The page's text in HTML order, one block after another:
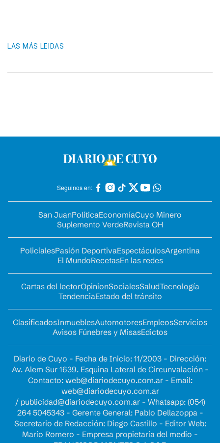
LAS MÁS LEIDAS
Seguinos en:
San JuanPolíticaEconomíaCuyo Minero
Suplemento VerdeRevista OH
PolicialesPasión DeportivaEspectáculosArgentina
El MundoRecetasEn las redes
Cartas del lectorOpinionSocialesSaludTecnología
TendenciaEstado del tránsito
ClasificadosInmueblesAutomotoresEmpleosServicios
Avisos Fúnebres y MisasEdictos
Diario de Cuyo - Fecha de Inicio: 11/2003 - Dirección:
Av. Alem Sur 1639. Esquina Lateral de Circunvalación -
Contacto: web@diariodecuyo.com.ar- Email:
web@diariodecuyo.com.ar
/ publicidad@diariodecuyo.com.ar- Whatsapp: (054)
264 5045343 - Gerente General: Pablo Dellazoppa -
Secretario de Redacción: Diego Castillo - Editor Web:
Mario Romero - Empresa propietaria del medio -